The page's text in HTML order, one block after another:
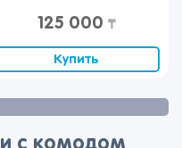
125 000 ₸
Купить